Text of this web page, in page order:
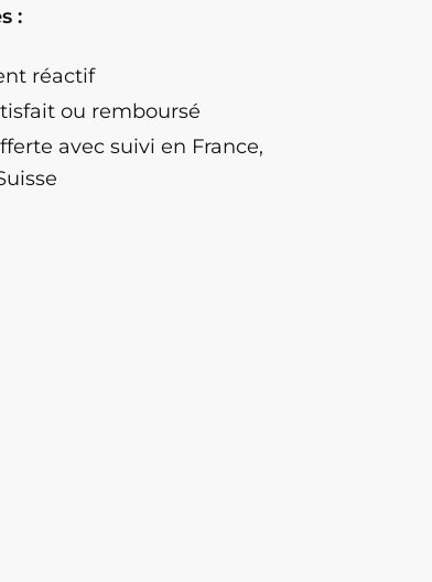
:
réactif
ou remboursé
avec suivi en France,